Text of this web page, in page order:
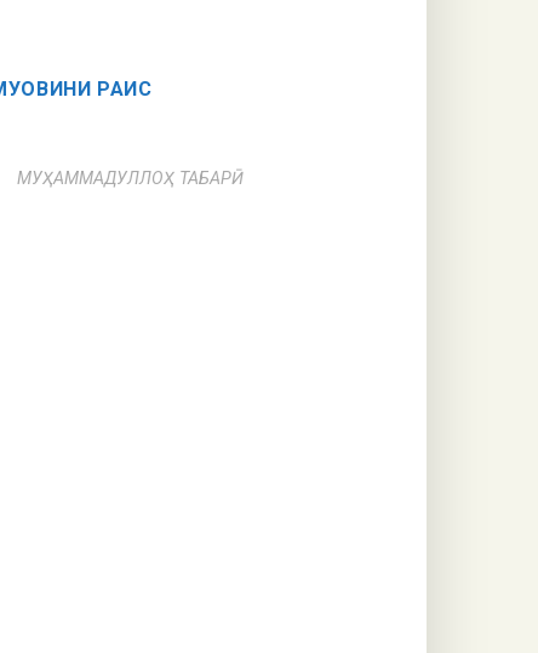
РАИС
МУҲАММАДУЛЛОҲ ТАБАРӢ